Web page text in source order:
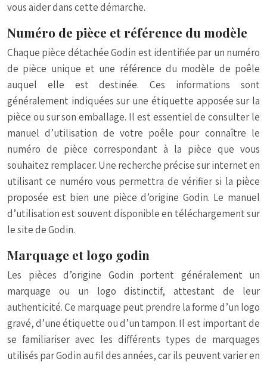
vous aider dans cette démarche.
Numéro de pièce et référence du modèle
Chaque pièce détachée Godin est identifiée par un numéro
de pièce unique et une référence du modèle de poêle
auquel elle est destinée. Ces informations sont
généralement indiquées sur une étiquette apposée sur la
pièce ou sur son emballage. Il est essentiel de consulter le
manuel d’utilisation de votre poêle pour connaître le
numéro de pièce correspondant à la pièce que vous
souhaitez remplacer. Une recherche précise sur internet en
utilisant ce numéro vous permettra de vérifier si la pièce
proposée est bien une pièce d’origine Godin. Le manuel
d’utilisation est souvent disponible en téléchargement sur
le site de Godin.
Marquage et logo godin
Les pièces d’origine Godin portent généralement un
marquage ou un logo distinctif, attestant de leur
authenticité. Ce marquage peut prendre la forme d’un logo
gravé, d’une étiquette ou d’un tampon. Il est important de
se familiariser avec les différents types de marquages
utilisés par Godin au fil des années, car ils peuvent varier en